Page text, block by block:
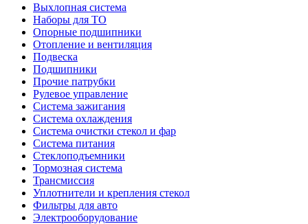
Выхлопная система
Наборы для ТО
Опорные подшипники
Отопление и вентиляция
Подвеска
Подшипники
Прочие патрубки
Рулевое управление
Система зажигания
Система охлаждения
Система очистки стекол и фар
Система питания
Стеклоподъемники
Тормозная система
Трансмиссия
Уплотнители и крепления стекол
Фильтры для авто
Электрооборудование